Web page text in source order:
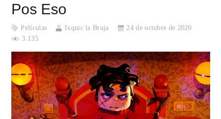
Pos Eso
Películas Ixquic la Bruja
24 de octubre de 2020
3.135